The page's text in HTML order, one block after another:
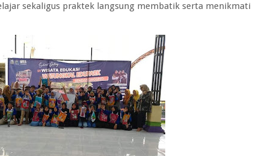
sekaligus praktek langsung membatik serta menikmati